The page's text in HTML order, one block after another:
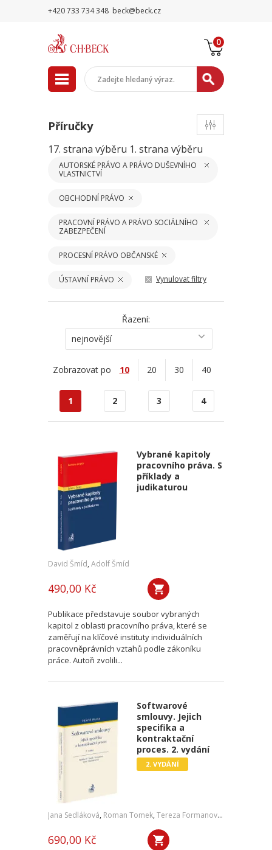
+420 733 734 348 beck@beck.cz
0
Příručky
17. strana výběru 1. strana výběru
AUTORSKÉ PRÁVO A PRÁVO DUŠEVNÍHO
VLASTNICTVÍ
OBCHODNÍ PRÁVO
PRACOVNÍ PRÁVO A PRÁVO SOCIÁLNÍHO
ZABEZPEČENÍ
PROCESNÍ PRÁVO OBČANSKÉ
ÚSTAVNÍ PRÁVO Vynulovat filtry
Řazení:
nejnovější
Zobrazovat po 10 20 30 40
1 2 3 4
Vybrané kapitoly
pracovního práva. S
příklady a
judikaturou
David Šmíd, Adolf Šmíd
490,00 Kč
Publikace představuje soubor vybraných
kapitol z oblasti pracovního práva, které se
zaměřují na klíčové instituty individuálních
pracovněprávních vztahů podle zákoníku
práce. Autoři zvolili...
Softwarové
smlouvy. Jejich
specifika a
kontraktační
proces. 2. vydání
2. VYDÁNÍ
Jana Sedláková, Roman Tomek, Tereza Formanová ,
690,00 Kč